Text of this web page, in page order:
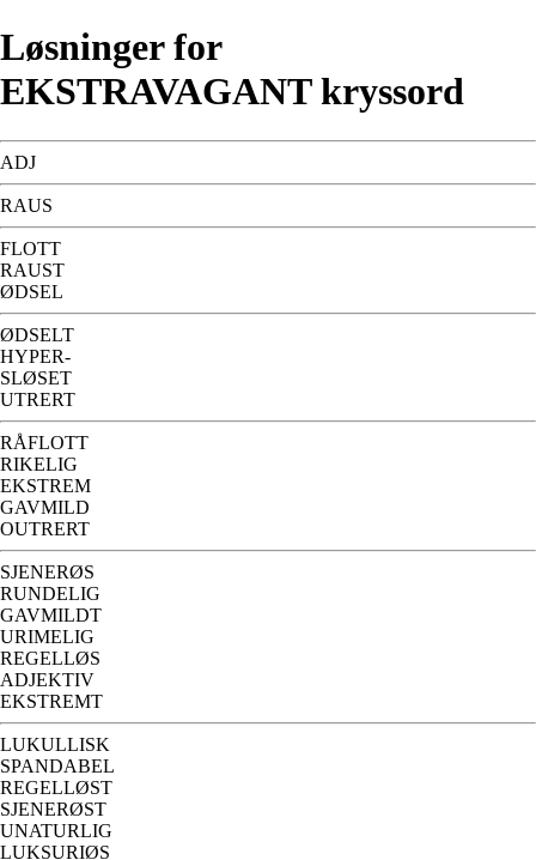
Løsninger for
EKSTRAVAGANT kryssord
ADJ
RAUS
FLOTT
RAUST
ØDSEL
ØDSELT
HYPER-
SLØSET
UTRERT
RÅFLOTT
RIKELIG
EKSTREM
GAVMILD
OUTRERT
SJENERØS
RUNDELIG
GAVMILDT
URIMELIG
REGELLØS
ADJEKTIV
EKSTREMT
LUKULLISK
SPANDABEL
REGELLØST
SJENERØST
UNATURLIG
LUKSURIØS